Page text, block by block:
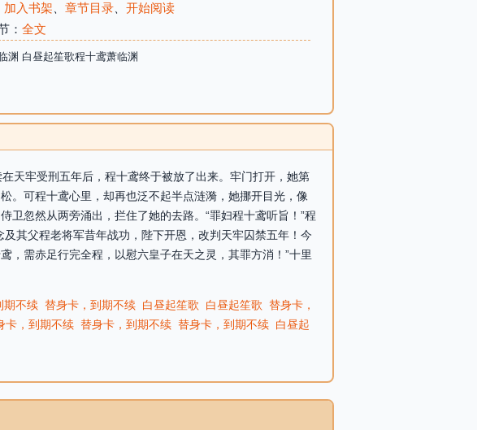
加入书架 章节目录
开始阅读
： 全文
渊 白昼起笙歌程十鸢萧临渊
天牢受刑五年后，程十鸢终于被放了出来。牢门打开，她第
。可程十鸢心里，却再也泛不起半点涟漪，她挪开目光，像
忽然从两旁涌出，拦住了她的去路。“罪妇程十鸢听旨！”程
其父程老将军昔年战功，陛下开恩，改判天牢囚禁五年！今
，需赤足行完全程，以慰六皇子在天之灵，其罪方消！”十里
期不续 替身卡，到期不续 白昼起笙歌 白昼起笙歌 替身卡，
卡，到期不续 替身卡，到期不续 替身卡，到期不续 白昼起